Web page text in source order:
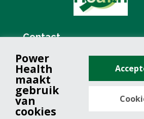
Contact
+31 (0)76 571 19 68
info@powerhealth.nl
Adresse
Power
Health
maakt
gebruik
van
cookies